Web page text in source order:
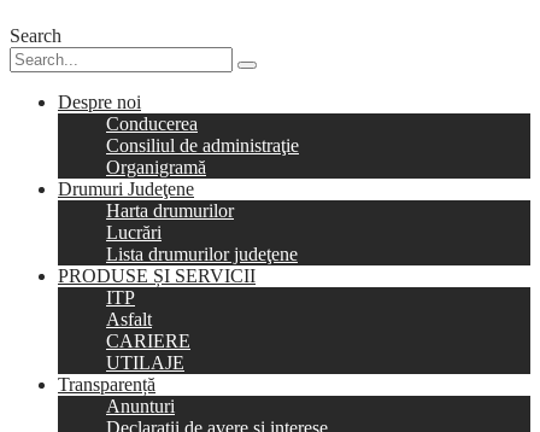
Search
Despre noi
Conducerea
Consiliul de administraţie
Organigramă
Drumuri Judeţene
Harta drumurilor
Lucrări
Lista drumurilor judeţene
PRODUSE ȘI SERVICII
ITP
Asfalt
CARIERE
UTILAJE
Transparență
Anunturi
Declarații de avere și interese